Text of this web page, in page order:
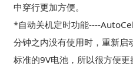
中穿行更加方便。
*自动关机定时功能----
分钟之内没有使用时，重新启
标准的9V电池，所以很方便更